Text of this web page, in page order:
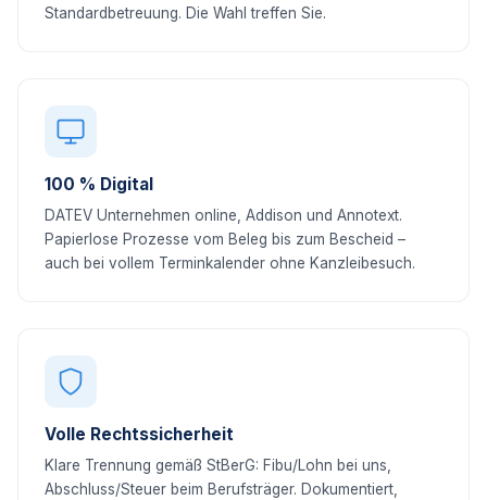
Standardbetreuung. Die Wahl treffen Sie.
100 % Digital
DATEV Unternehmen online, Addison und Annotext.
Papierlose Prozesse vom Beleg bis zum Bescheid –
auch bei vollem Terminkalender ohne Kanzleibesuch.
Volle Rechtssicherheit
Klare Trennung gemäß StBerG: Fibu/Lohn bei uns,
Abschluss/Steuer beim Berufsträger. Dokumentiert,